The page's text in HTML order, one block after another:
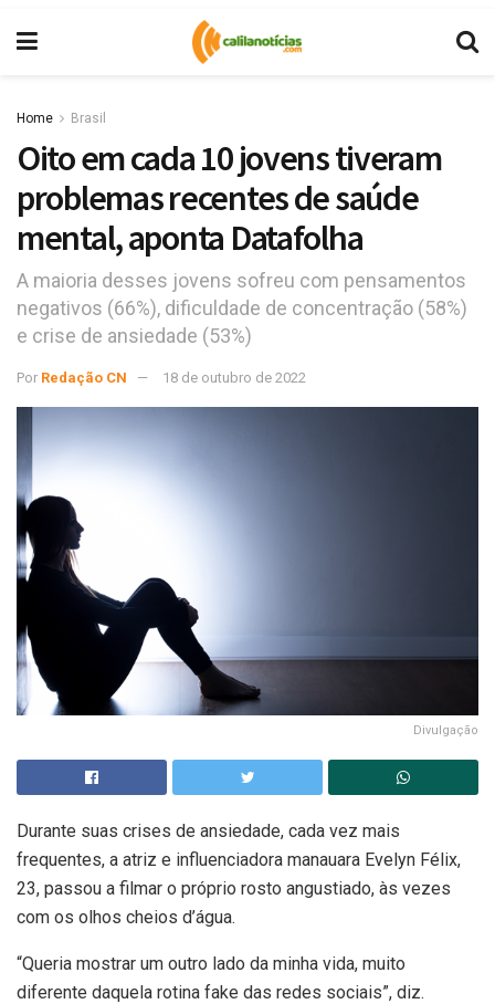
Home Brasil
Oito em cada 10 jovens tiveram
problemas recentes de saúde
mental, aponta Datafolha
A maioria desses jovens sofreu com pensamentos
negativos (66%), dificuldade de concentração (58%)
e crise de ansiedade (53%)
Por Redação CN 18 de outubro de 2022
Divulgação
Durante suas crises de ansiedade, cada vez mais
frequentes, a atriz e influenciadora manauara Evelyn Félix,
23, passou a filmar o próprio rosto angustiado, às vezes
com os olhos cheios d’água.
“Queria mostrar um outro lado da minha vida, muito
diferente daquela rotina fake das redes sociais”, diz.